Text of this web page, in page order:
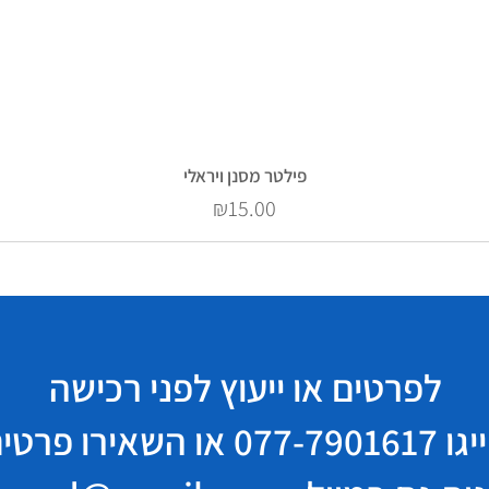
פילטר מסנן ויראלי
Price
₪15.00
לפרטים או ייעוץ לפני רכישה
077-7901617 או השאירו